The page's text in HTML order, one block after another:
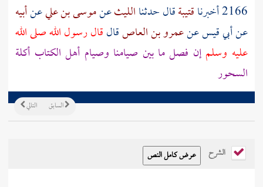
2166 أخبرنا
قتيبةقال حدثناالليثعنموسى بن عليعنأبيه
عنأبي قيسعنعمرو بن العاصقالقال رسول الله صلى الله
عليه وسلمإن فصل ما بين صيامنا وصيام أهل الكتاب أكلة
السحور
التالي السابق
الشرح